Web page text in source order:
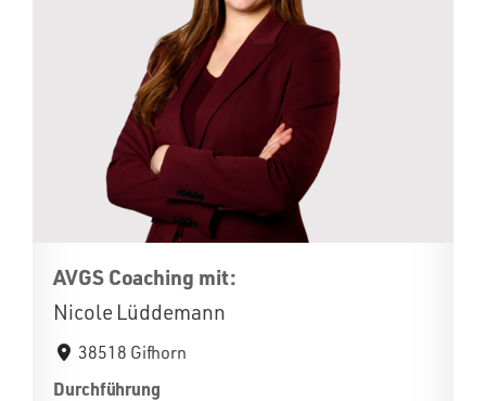
AVGS Coaching mit:
Nicole Lüddemann
38518 Gifhorn
Durchführung